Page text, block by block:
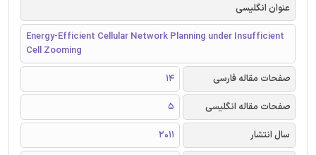
عنوان انگلیسی
Energy-Efficient Cellular Network Planning under Insufficient
Cell Zooming
صفحات مقاله فارسی
14
صفحات مقاله انگلیسی
5
سال انتشار
2011